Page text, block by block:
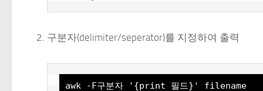
구분자(delimiter/seperator)를 지정하여 출력
awk -F구분자 '{print 필드}' filename